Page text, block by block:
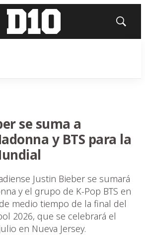
Mostrar
se suma a
y BTS para la
Justin Bieber se sumará
y el grupo de K-Pop BTS en
medio tiempo de la final del
2026, que se celebrará el
en Nueva Jersey.